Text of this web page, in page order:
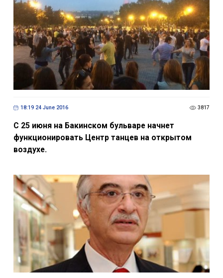
18:19 24 June 2016 3817
С 25 июня на Бакинском бульваре начнет
функционировать Центр танцев на открытом
воздухе.